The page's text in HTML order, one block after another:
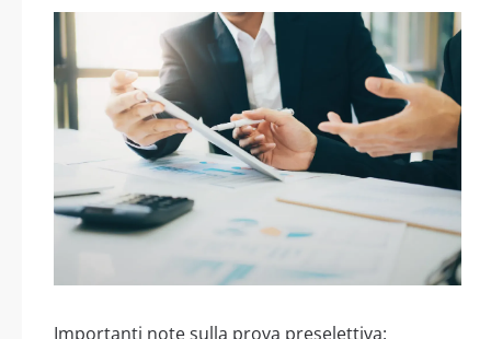
Importanti note sulla prova preselettiva: